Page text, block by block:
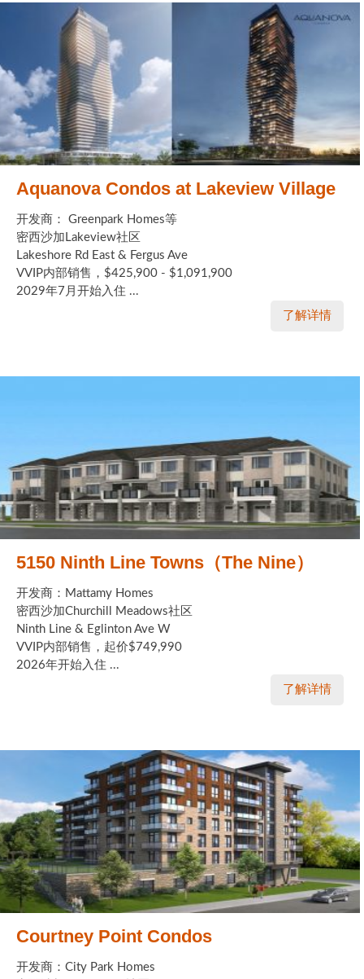
Aquanova Condos at Lakeview Village
开发商： Greenpark Homes等
密西沙加Lakeview社区
Lakeshore Rd East & Fergus Ave
VVIP内部销售，$425,900 - $1,091,900
2029年7月开始入住 ...
了解详情
5150 Ninth Line Towns（The Nine）
开发商：Mattamy Homes
密西沙加Churchill Meadows社区
Ninth Line & Eglinton Ave W
VVIP内部销售，起价$749,990
2026年开始入住 ...
了解详情
Courtney Point Condos
开发商：City Park Homes